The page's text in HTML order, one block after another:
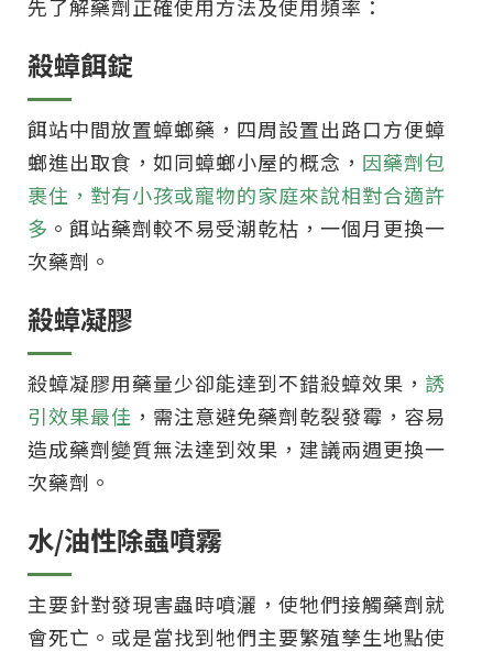
先了解藥劑正確使用方法及使用頻率：
殺蟑餌錠
餌站中間放置蟑螂藥，四周設置出路口方便蟑
螂進出取食，如同蟑螂小屋的概念， 因藥劑包
裹住，對有小孩或寵物的家庭來說相對合適許
多 。餌站藥劑較不易受潮乾枯，一個月更換一
次藥劑。
殺蟑凝膠
殺蟑凝膠用藥量少卻能達到不錯殺蟑效果， 誘
引效果最佳 ，需注意避免藥劑乾裂發霉，容易
造成藥劑變質無法達到效果，建議兩週更換一
次藥劑。
水/油性除蟲噴霧
主要針對發現害蟲時噴灑，使牠們接觸藥劑就
會死亡。或是當找到牠們主要繁殖孳生地點使